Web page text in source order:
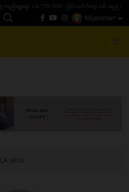
ည်ရွှေဈေး :3,770,000 - ပြင်ပပေါက်စျေး (၁၆ ပဲရည် တစ်ကျပ်
Myanmar
WIN